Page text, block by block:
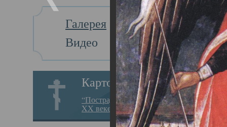
Галерея
Видео
Картотека
“Пострадавшие за веру в
XX веке на Севере”
Главная